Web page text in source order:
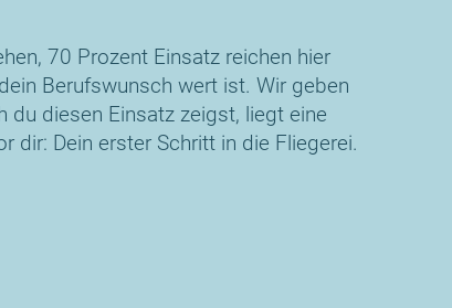
70 Prozent Einsatz reichen hier
Berufswunsch wert ist. Wir geben
du diesen Einsatz zeigst, liegt eine
dir: Dein erster Schritt in die Fliegerei.